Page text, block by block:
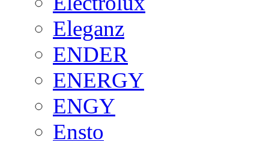
Eleganz
ENDER
ENERGY
ENGY
Ensto